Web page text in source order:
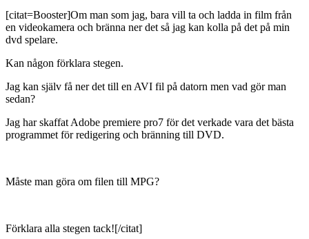
[citat=Booster]Om man som jag, bara vill ta och ladda in film från
en videokamera och bränna ner det så jag kan kolla på det på min
dvd spelare.
Kan någon förklara stegen.
Jag kan själv få ner det till en AVI fil på datorn men vad gör man
sedan?
Jag har skaffat Adobe premiere pro7 för det verkade vara det bästa
programmet för redigering och bränning till DVD.
Måste man göra om filen till MPG?
Förklara alla stegen tack![/citat]